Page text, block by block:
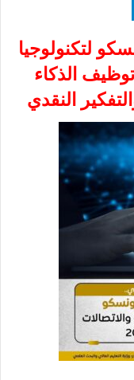
لتكنولوجيا
شعار توظيف الذكاء
النقدي